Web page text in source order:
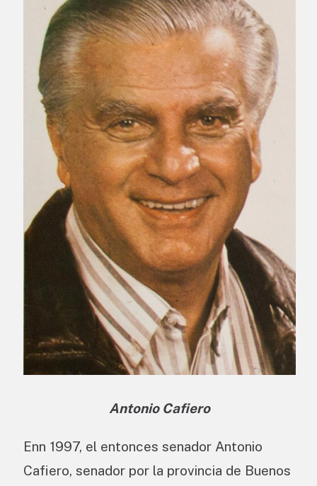
Antonio Cafiero
Enn 1997, el entonces senador Antonio
Cafiero, senador por la provincia de Buenos